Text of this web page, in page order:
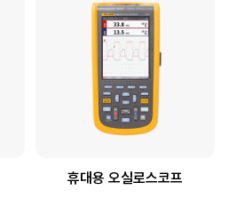
휴대용 오실로스코프